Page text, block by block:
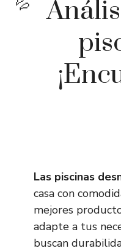
Las piscinas
casa con
mejores
adapte a tus
buscan